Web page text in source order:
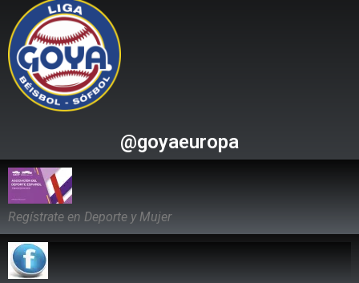
@goyaeuropa
Regístrate en Deporte y Mujer